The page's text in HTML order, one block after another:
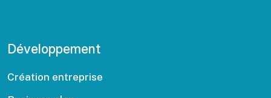
Développement
Création entreprise